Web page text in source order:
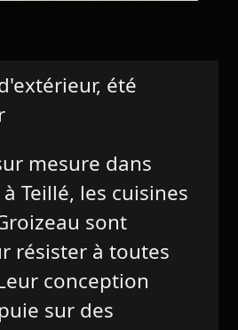
été
mesure dans
Teillé, les cuisines
sont
résister à toutes
conception
sur des